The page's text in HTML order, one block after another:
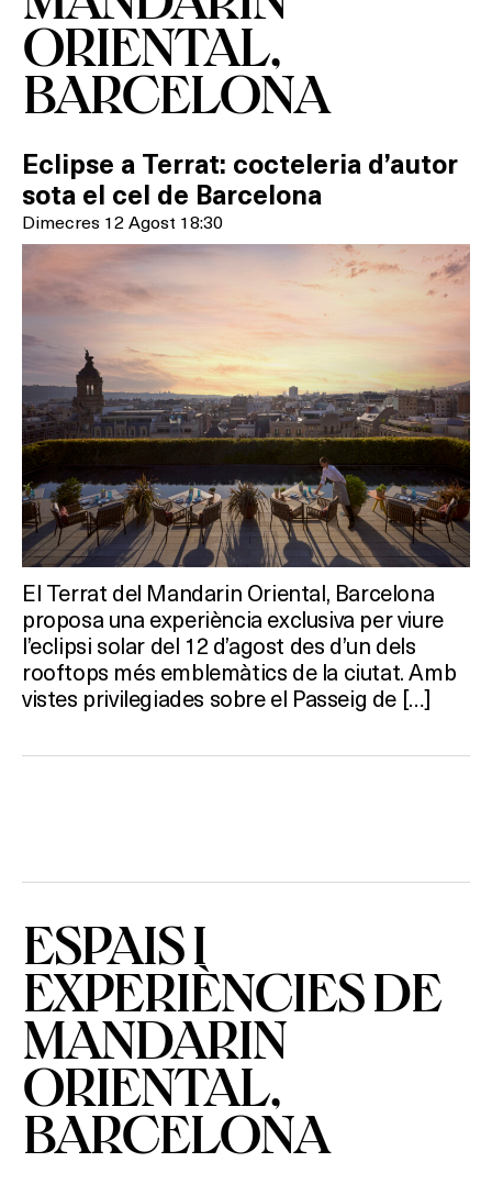
ORIENTAL,
BARCELONA
Eclipse a Terrat: cocteleria d’autor
sota el cel de Barcelona
Dimecres 12 Agost 18:30
El Terrat del Mandarin Oriental, Barcelona
proposa una experiència exclusiva per viure
l’eclipsi solar del 12 d’agost des d’un dels
rooftops més emblemàtics de la ciutat. Amb
vistes privilegiades sobre el Passeig de […]
ESPAIS I
EXPERIÈNCIES DE
MANDARIN
ORIENTAL,
BARCELONA